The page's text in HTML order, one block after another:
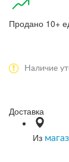
Продано 10+
Наличие
Доставка
Из